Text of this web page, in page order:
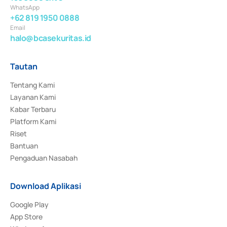
WhatsApp
+62 819 1950 0888
Email
halo@bcasekuritas.id
Tautan
Tentang Kami
Layanan Kami
Kabar Terbaru
Platform Kami
Riset
Bantuan
Pengaduan Nasabah
Download Aplikasi
Google Play
App Store